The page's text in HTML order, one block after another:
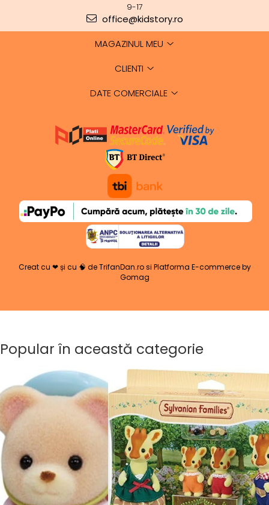
9-17
office@kidstory.ro
MAGAZINUL MEU
CLIENTI
DATE COMERCIALE
Creat cu ❤ și cu 🧠 de TrifanDan.rosi Platforma E-commerce by
Gomag
Popular în această categorie